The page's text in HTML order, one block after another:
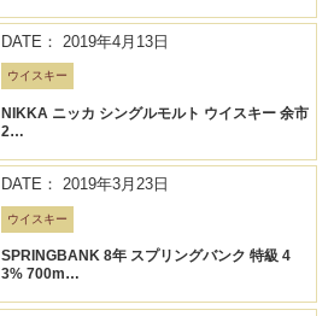
DATE： 2019年4月13日
ウイスキー
NIKKA ニッカ シングルモルト ウイスキー 余市
2…
DATE： 2019年3月23日
ウイスキー
SPRINGBANK 8年 スプリングバンク 特級 4
3% 700m…